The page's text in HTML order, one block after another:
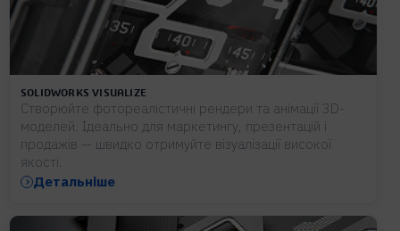
SOLIDWORKS VISUALIZE
Створюйте фотореалістичні рендери та анімації 3D-
моделей. Ідеально для маркетингу, презентацій і
продажів — швидко отримуйте візуалізації високої
якості.
Детальніше